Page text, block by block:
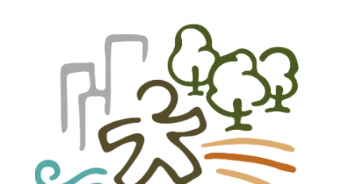
da
saúde
trabalhador
no
mundo
contemporâneo